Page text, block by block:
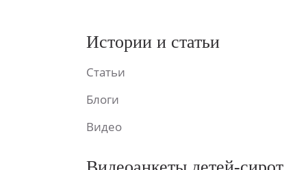
Истории и статьи
Статьи
Блоги
Видео